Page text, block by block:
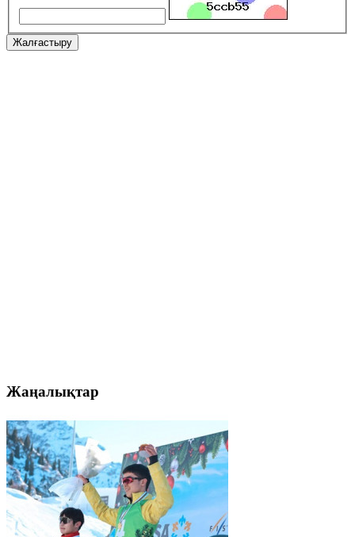
Жалғастыру
Жаңалықтар